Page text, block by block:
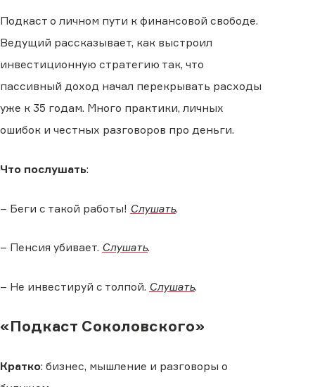
Подкаст о личном пути к финансовой свободе.
Ведущий рассказывает, как выстроил
инвестиционную стратегию так, что
пассивный доход начал перекрывать расходы
уже к 35 годам. Много практики, личных
ошибок и честных разговоров про деньги.
Что послушать:
– Беги с такой работы! Слушать.
– Пенсия убивает. Слушать.
– Не инвестируй с толпой. Слушать.
«Подкаст Соколовского»
Кратко: бизнес, мышление и разговоры о